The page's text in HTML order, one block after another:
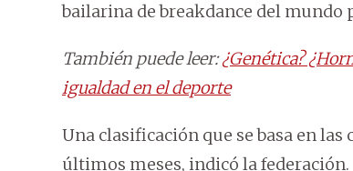
bailarina de breakdance del mundo
También puede leer:¿Genética?
igualdad en el deporte
Una clasificación que se basa en
últimos meses, indicó la federación.